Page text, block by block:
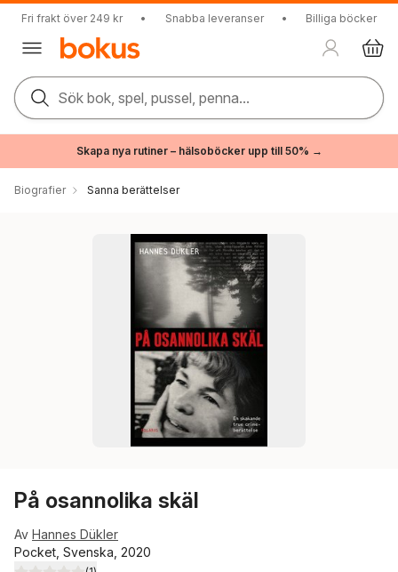
Fri frakt över 249 kr • Snabba leveranser • Billiga böcker
Sök bok, spel, pussel, penna...
Skapa nya rutiner – hälsoböcker upp till 50% →
Biografier Sanna berättelser
På osannolika skäl
Av Hannes Dükler
Pocket, Svenska, 2020